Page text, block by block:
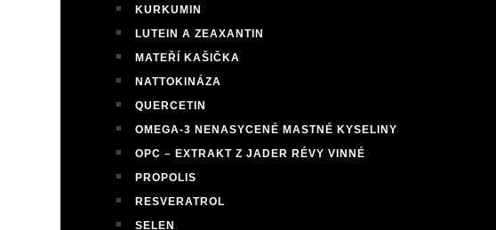
KURKUMIN
LUTEIN A ZEAXANTIN
MATEŘÍ KAŠIČKA
NATTOKINÁZA
QUERCETIN
OMEGA-3 NENASYCENÉ MASTNÉ KYSELINY
OPC – EXTRAKT Z JADER RÉVY VINNÉ
PROPOLIS
RESVERATROL
SELEN